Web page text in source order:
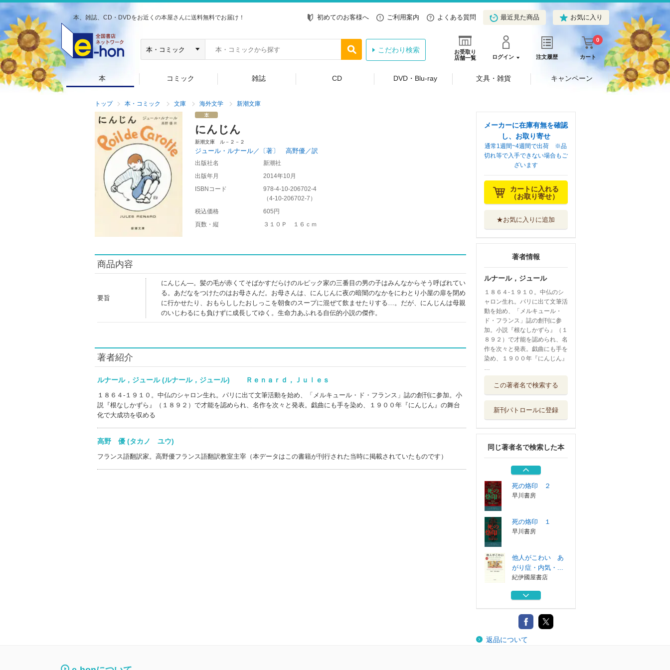
本、雑誌、CD・DVDをお近くの本屋さんに送料無料でお届け！ 初めてのお客様へ ご利用案内 よくある質問 最近見た商品 お気に入り
お受取り
店舗一覧
ログイン 注文履歴 カート
0
こだわり検索
本 コミック 雑誌 CD DVD・Blu-ray 文具・雑貨 キャンペーン
トップ 本・コミック 文庫 海外文学 新潮文庫
にんじん
新潮文庫 ル－２－２
ジュール・ルナール／〔著〕 高野優／訳
出版社名
新潮社
出版年月
2014年10月
ISBNコード
978-4-10-206702-4
（4-10-206702-7 ）
税込価格
605円
頁数・縦
３１０Ｐ １６ｃｍ
商品内容
要旨
にんじん―。髪の毛が赤くてそばかすだらけのルピック家の三番目の男の子はみんなからそう呼ばれてい
る。あだなをつけたのはお母さんだ。お母さんは、にんじんに夜の暗闇のなかをにわとり小屋の扉を閉め
に行かせたり、おもらししたおしっこを朝食のスープに混ぜて飲ませたりする…。だが、にんじんは母親
のいじわるにも負けずに成長してゆく。生命力あふれる自伝的小説の傑作。
著者紹介
ルナール，ジュール (ルナール，ジュール) Ｒｅｎａｒｄ，Ｊｕｌｅｓ
１８６４‐１９１０。中仏のシャロン生れ。パリに出て文筆活動を始め、「メルキュール・ド・フランス」誌の創刊に参加。小
説『根なしかずら』（１８９２）で才能を認められ、名作を次々と発表。戯曲にも手を染め、１９００年『にんじん』の舞台
化で大成功を収める
高野 優 (タカノ ユウ)
フランス語翻訳家。高野優フランス語翻訳教室主宰（本データはこの書籍が刊行された当時に掲載されていたものです）
メーカーに在庫有無を確認
し、お取り寄せ
通常1週間~4週間で出荷 ※品
切れ等で入手できない場合もご
ざいます
カートに入れる
（お取り寄せ）
★お気に入りに追加
著者情報
ルナール，ジュール
１８６４‐１９１０。中仏のシ
ャロン生れ。パリに出て文筆活
動を始め、「メルキュール・
ド・フランス」誌の創刊に参
加。小説『根なしかずら』（１
８９２）で才能を認められ、名
作を次々と発表。戯曲にも手を
染め、１９００年『にんじん』
…
この著者名で検索する
新刊パトロールに登録
同じ著者名で検索した本
がり症・内気・...
熊になったわたし
紀伊國屋書店
メグレとマジェス
ティック・ホテ...
早川書房
死の烙印 ２
早川書房
死の烙印 １
早川書房
他人がこわい あ
がり症・内気・...
紀伊國屋書店
熊になったわたし
紀伊國屋書店
メグレとマジェス
ティック・ホテ...
返品について